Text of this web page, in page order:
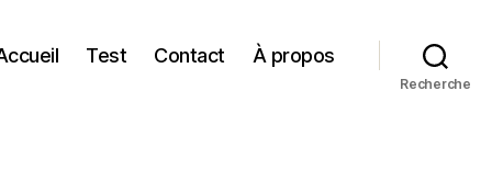
Test Contact À propos
Recherche